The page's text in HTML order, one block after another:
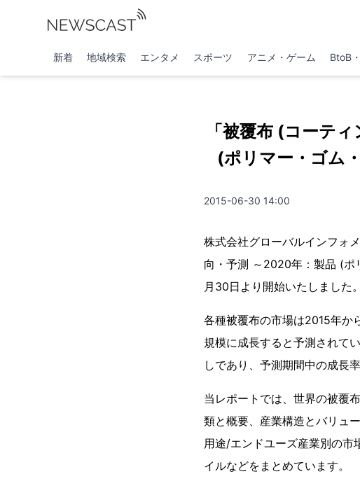
新着 地域検索 エンタメ スポーツ アニメ・ゲーム BtoB
「被覆布 (コーテ
(ポリマー・ゴム
2015-06-30 14:00
株式会社グローバルインフォ
向・予測 ～2020年：製品 (
月30日より開始いたしました。
各種被覆布の市場は2015年か
規模に成長すると予測されて
しであり、予測期間中の成長
当レポートでは、世界の被覆
類と概要、産業構造とバリュ
用途/エンドユーズ産業別の市
イルなどをまとめています。